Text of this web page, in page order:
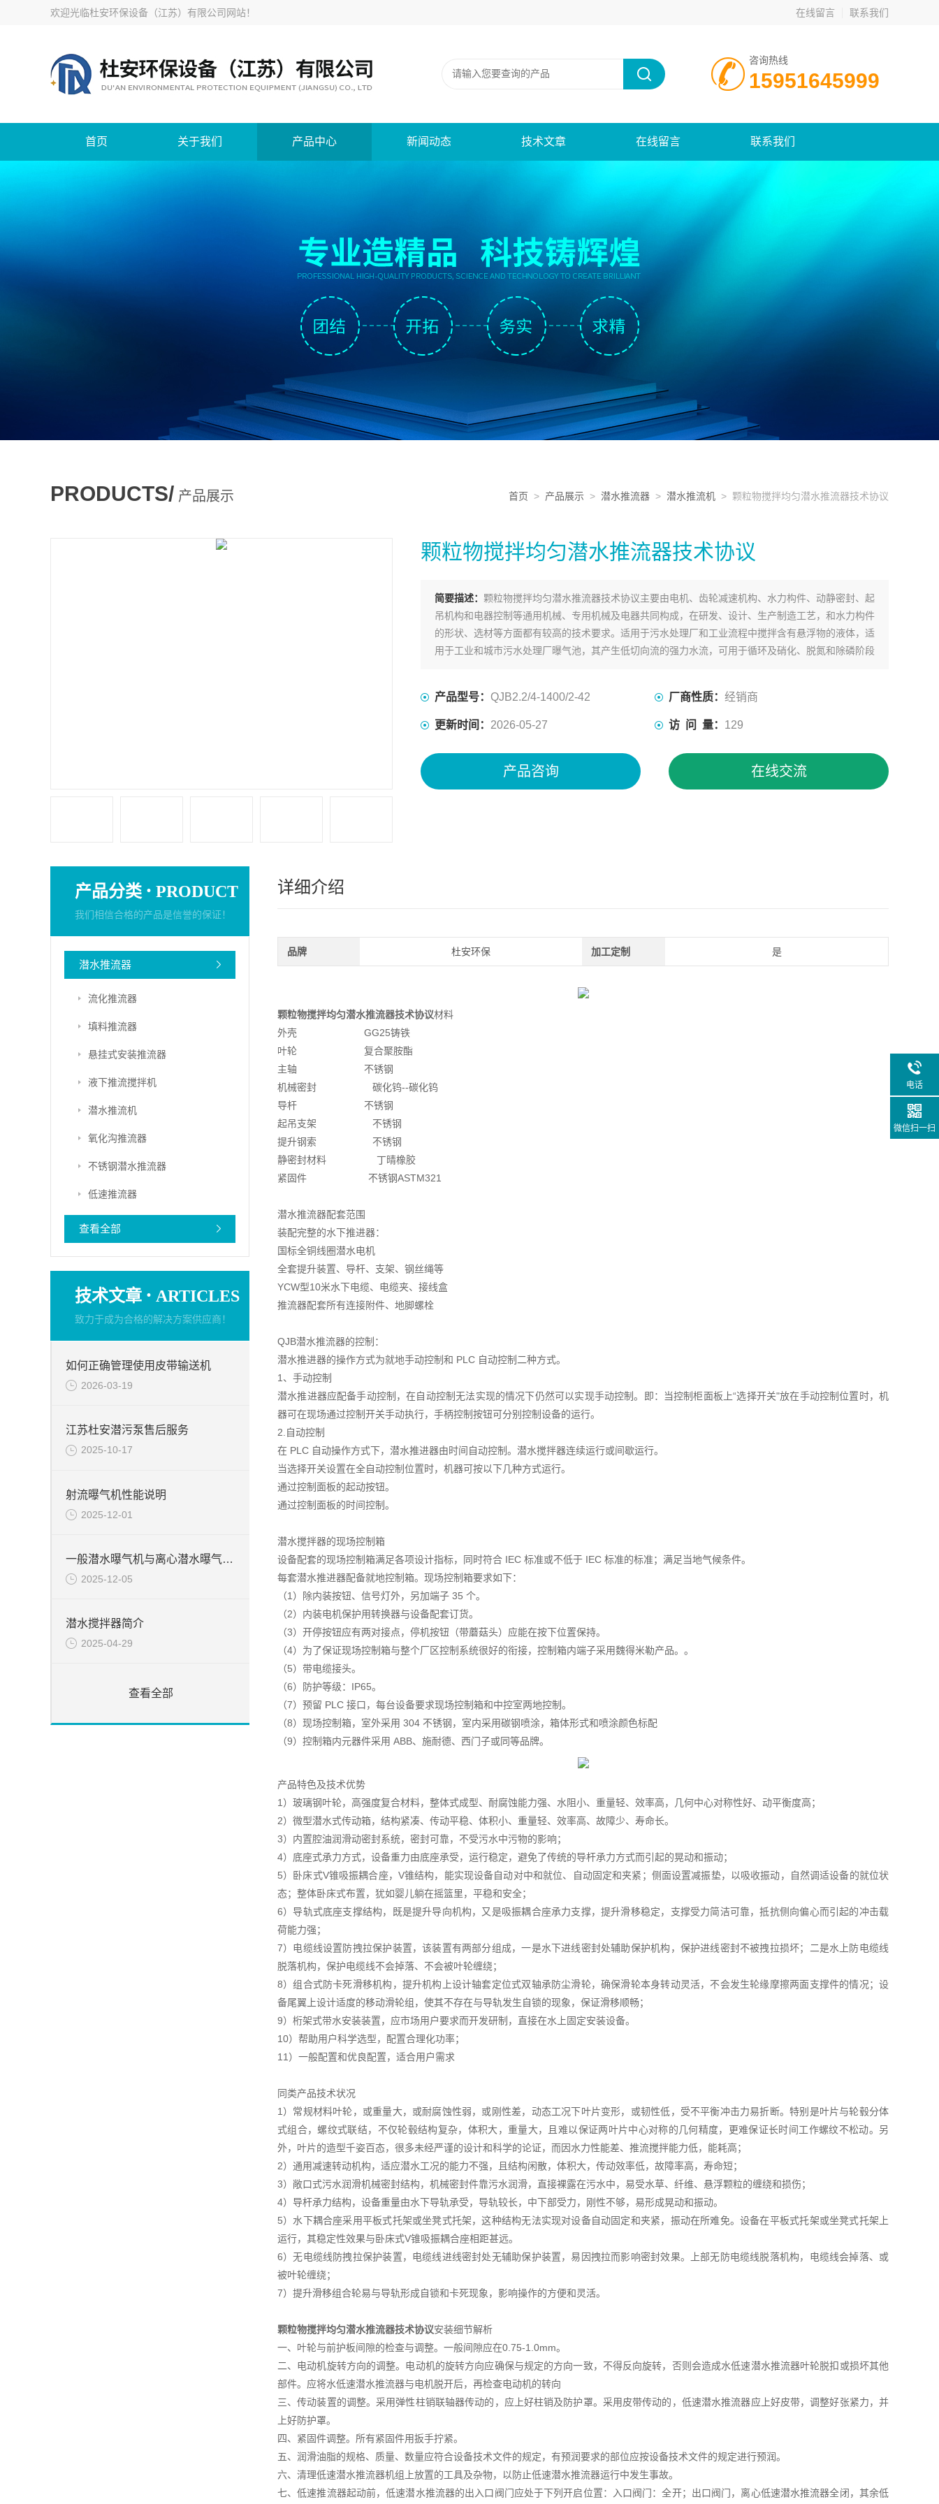
欢迎光临杜安环保设备（江苏）有限公司网站！ 在线留言 联系我们
咨询热线
15951645999
首页 关于我们 产品中心 新闻动态 技术文章 在线留言 联系我们
PRODUCTS/ 产品展示 首页 > 产品展示 > 潜水推流器 > 潜水推流机 > 颗粒物搅拌均匀潜水推流器技术协议
颗粒物搅拌均匀潜水推流器技术协议
简要描述： 颗粒物搅拌均匀潜水推流器技术协议主要由电机、齿轮减速机构、水力构件、动静密封、起
吊机构和电器控制等通用机械、专用机械及电器共同构成，在研发、设计、生产制造工艺，和水力构件
的形状、选材等方面都有较高的技术要求。适用于污水处理厂和工业流程中搅拌含有悬浮物的液体，适
用于工业和城市污水处理厂曝气池，其产生低切向流的强力水流，可用于循环及硝化、脱氮和除磷阶段
产品型号： QJB2.2/4-1400/2-42 厂商性质： 经销商
更新时间： 2026-05-27 访 问 量： 129
产品咨询 在线交流
产品分类 · PRODUCT
我们相信合格的产品是信誉的保证！
潜水推流器
流化推流器
填料推流器
悬挂式安装推流器
液下推流搅拌机
潜水推流机
氧化沟推流器
不锈钢潜水推流器
低速推流器
查看全部
技术文章 · ARTICLES
致力于成为合格的解决方案供应商！
如何正确管理使用皮带输送机
2026-03-19
江苏杜安潜污泵售后服务
2025-10-17
射流曝气机性能说明
2025-12-01
一般潜水曝气机与离心潜水曝气机特点的不一样之处
2025-12-05
潜水搅拌器简介
2025-04-29
查看全部
详细介绍
品牌 杜安环保 加工定制 是
颗粒物搅拌均匀潜水推流器技术协议材料
外壳 GG25铸铁
叶轮 复合聚胺酯
主轴 不锈钢
机械密封 碳化钨--碳化钨
导杆 不锈钢
起吊支架 不锈钢
提升钢索 不锈钢
静密封材料 丁晴橡胶
紧固件 不锈钢ASTM321
潜水推流器配套范围
装配完整的水下推进器：
国标全铜线圈潜水电机
全套提升装置、导杆、支架、钢丝绳等
YCW型10米水下电缆、电缆夹、接线盒
推流器配套所有连接附件、地脚螺栓
QJB潜水推流器的控制：
潜水推进器的操作方式为就地手动控制和 PLC 自动控制二种方式。
1、手动控制
潜水推进器应配备手动控制，在自动控制无法实现的情况下仍然可以实现手动控制。即：当控制柜面板上“选择开关"放在手动控制位置时，机
器可在现场通过控制开关手动执行，手柄控制按钮可分别控制设备的运行。
2.自动控制
在 PLC 自动操作方式下，潜水推进器由时间自动控制。潜水搅拌器连续运行或间歇运行。
当选择开关设置在全自动控制位置时，机器可按以下几种方式运行。
通过控制面板的起动按钮。
通过控制面板的时间控制。
潜水搅拌器的现场控制箱
设备配套的现场控制箱满足各项设计指标，同时符合 IEC 标准或不低于 IEC 标准的标准；满足当地气候条件。
每套潜水推进器配备就地控制箱。现场控制箱要求如下：
（1）除内装按钮、信号灯外，另加端子 35 个。
（2）内装电机保护用转换器与设备配套订货。
（3）开停按钮应有两对接点，停机按钮（带蘑菇头）应能在按下位置保持。
（4）为了保证现场控制箱与整个厂区控制系统很好的衔接，控制箱内端子采用魏得米勒产品。。
（5）带电缆接头。
（6）防护等级：IP65。
（7）预留 PLC 接口，每台设备要求现场控制箱和中控室两地控制。
（8）现场控制箱，室外采用 304 不锈钢，室内采用碳钢喷涂，箱体形式和喷涂颜色标配
（9）控制箱内元器件采用 ABB、施耐德、西门子或同等品牌。
产品特色及技术优势
1）玻璃钢叶轮，高强度复合材料，整体式成型、耐腐蚀能力强、水阻小、重量轻、效率高，几何中心对称性好、动平衡度高；
2）微型潜水式传动箱，结构紧凑、传动平稳、体积小、重量轻、效率高、故障少、寿命长。
3）内置腔油润滑动密封系统，密封可靠，不受污水中污物的影响；
4）底座式承力方式，设备重力由底座承受，运行稳定，避免了传统的导杆承力方式而引起的晃动和振动；
5）卧床式V锥吸振耦合座，V锥结构，能实现设备自动对中和就位、自动固定和夹紧；侧面设置减振垫，以吸收振动，自然调适设备的就位状
态；整体卧床式布置，犹如婴儿躺在摇篮里，平稳和安全；
6）导轨式底座支撑结构，既是提升导向机构，又是吸振耦合座承力支撑，提升滑移稳定，支撑受力简洁可靠，抵抗侧向偏心而引起的冲击载
荷能力强；
7）电缆线设置防拽拉保护装置，该装置有两部分组成，一是水下进线密封处辅助保护机构，保护进线密封不被拽拉损坏；二是水上防电缆线
脱落机构，保护电缆线不会掉落、不会被叶轮缠绕；
8）组合式防卡死滑移机构，提升机构上设计轴套定位式双轴承防尘滑轮，确保滑轮本身转动灵活，不会发生轮缘摩擦两面支撑件的情况；设
备尾翼上设计适度的移动滑轮组，使其不存在与导轨发生自锁的现象，保证滑移顺畅；
9）桁架式带水安装装置，应市场用户要求而开发研制，直接在水上固定安装设备。
10）帮助用户科学选型，配置合理化功率；
11）一般配置和优良配置，适合用户需求
同类产品技术状况
1）常规材料叶轮，或重量大，或耐腐蚀性弱，或刚性差，动态工况下叶片变形，或韧性低，受不平衡冲击力易折断。特别是叶片与轮毂分体
式组合，螺纹式联结，不仅轮毂结构复杂，体积大，重量大，且难以保证两叶片中心对称的几何精度，更难保证长时间工作螺纹不松动。另
外，叶片的造型千姿百态，很多未经严谨的设计和科学的论证，而因水力性能差、推流搅拌能力低，能耗高；
2）通用减速转动机构，适应潜水工况的能力不强，且结构闲散，体积大，传动效率低，故障率高，寿命短；
3）敞口式污水润滑机械密封结构，机械密封件靠污水润滑，直接裸露在污水中，易受水草、纤维、悬浮颗粒的缠绕和损伤；
4）导杆承力结构，设备重量由水下导轨承受，导轨较长，中下部受力，刚性不够，易形成晃动和振动。
5）水下耦合座采用平板式托架或坐凳式托架，这种结构无法实现对设备自动固定和夹紧，振动在所难免。设备在平板式托架或坐凳式托架上
运行，其稳定性效果与卧床式V锥吸振耦合座相距甚远。
6）无电缆线防拽拉保护装置，电缆线进线密封处无辅助保护装置，易因拽拉而影响密封效果。上部无防电缆线脱落机构，电缆线会掉落、或
被叶轮缠绕；
7）提升滑移组合轮易与导轨形成自锁和卡死现象，影响操作的方便和灵活。
颗粒物搅拌均匀潜水推流器技术协议安装细节解析
一、叶轮与前护板间隙的检查与调整。一般间隙应在0.75-1.0mm。
二、电动机旋转方向的调整。电动机的旋转方向应确保与规定的方向一致，不得反向旋转，否则会造成水低速潜水推流器叶轮脱扣或损坏其他
部件。应将水低速潜水推流器与电机脱开后，再检查电动机的转向
三、传动装置的调整。采用弹性柱销联轴器传动的，应上好柱销及防护罩。采用皮带传动的，低速潜水推流器应上好皮带，调整好张紧力，并
上好防护罩。
四、紧固件调整。所有紧固件用扳手拧紧。
五、润滑油脂的规格、质量、数量应符合设备技术文件的规定，有预润要求的部位应按设备技术文件的规定进行预润。
六、清理低速潜水推流器机组上放置的工具及杂物，以防止低速潜水推流器运行中发生事故。
七、低速推流器起动前，低速潜水推流器的出入口阀门应处于下列开启位置：入口阀门：全开；出口阀门，离心低速潜水推流器全闭，其余低
电话
微信扫一扫